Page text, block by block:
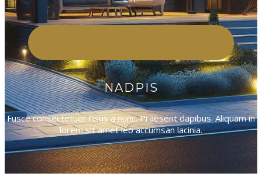
NADPIS
Fusce consectetuer risus a nunc. Praesent dapibus. Aliquam in
lorem sit amet leo accumsan lacinia.